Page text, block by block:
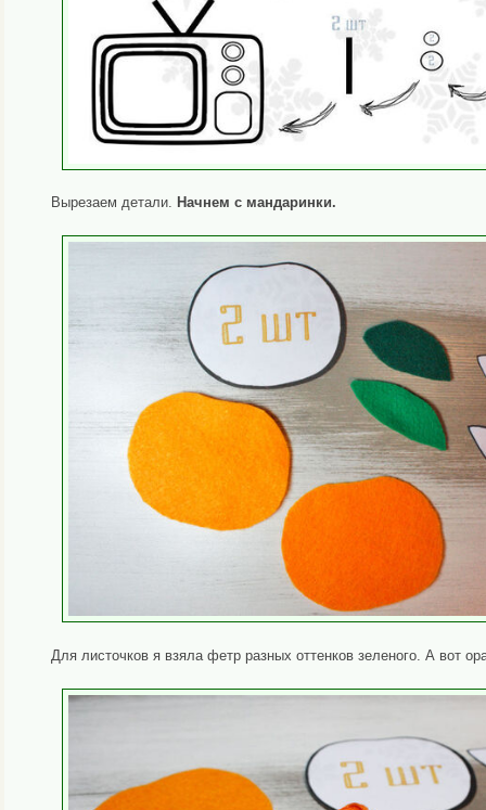
Вырезаем детали. Начнем с мандаринки.
Для листочков я взяла фетр разных оттенков зеленого. А вот